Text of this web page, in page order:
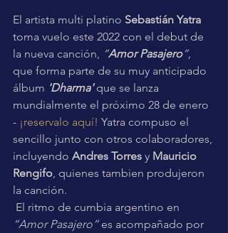
El artista multi platino Sebastián Yatra
toma vuelo este 2022 con el debut de
la nueva canción,
“Amor Pasajero”,
que forma parte de su muy anticipado
álbum 'Dharma' que se lanza
mundialmente el próximo 28 de enero
- ¡reservalo aquí! Yatra compuso el
sencillo junto con otros colaboradores,
incluyendo Andres Torres y Mauricio
Rengifo , quienes tambien produjeron
la canción.
El ritmo de cumbia argentino en
“Amor Pasajero” es acompañado por